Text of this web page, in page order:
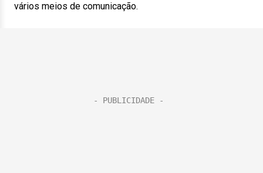
vários meios de comunicação.